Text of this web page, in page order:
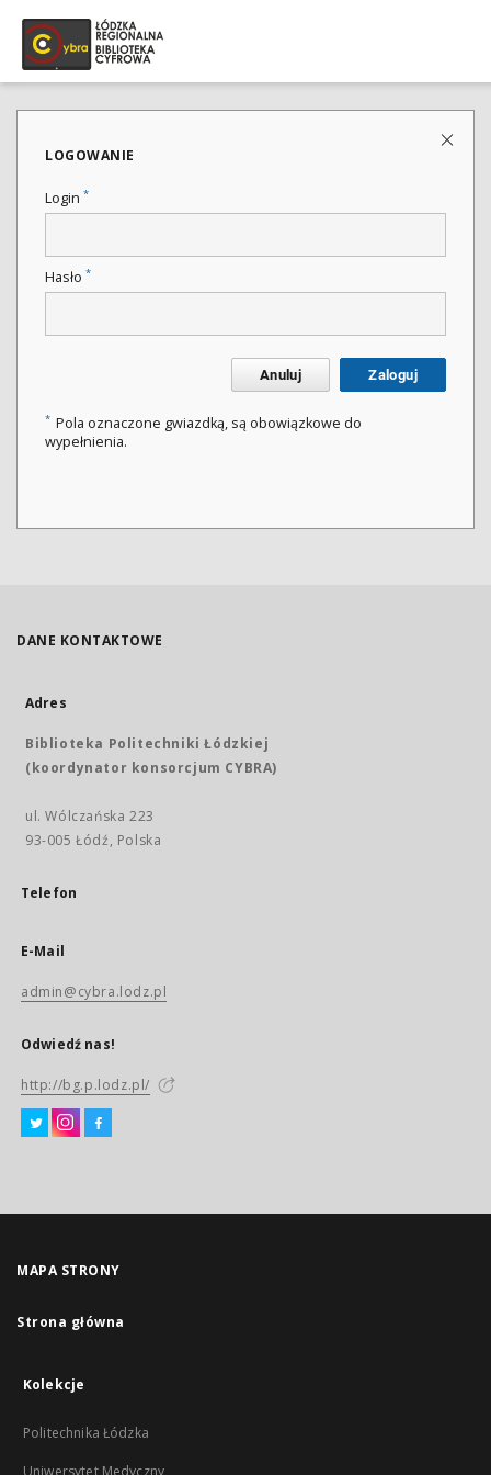
LOGOWANIE
Login *
Hasło *
Anuluj Zaloguj
* Pola oznaczone gwiazdką, są obowiązkowe do
wypełnienia.
DANE KONTAKTOWE
Adres
Biblioteka Politechniki Łódzkiej
(koordynator konsorcjum CYBRA)
ul. Wólczańska 223
93-005 Łódź, Polska
Telefon
E-Mail
admin@cybra.lodz.pl
Odwiedź nas!
http://bg.p.lodz.pl/
MAPA STRONY
Strona główna
Kolekcje
Politechnika Łódzka
Uniwersytet Medyczny